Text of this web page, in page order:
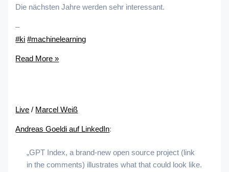
Die nächsten Jahre werden sehr interessant.
–
#ki #machinelearning
Read More »
Live / Marcel Weiß
Andreas Goeldi auf LinkedIn:
„GPT Index, a brand-new open source project (link
in the comments) illustrates what that could look like.